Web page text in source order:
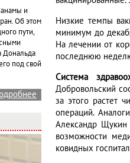
и
Об этом
пути,
Дональда
под свой
Низкие темпы
минимум до
На лечении от
последнюю
Система
Добровольский
за этого растет
операций.
Александр Щукин
возможности
ковидных